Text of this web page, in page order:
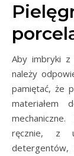
Aby imbryki z
należy
pamiętać, że
materiałem
ręcznie, z
detergentów,